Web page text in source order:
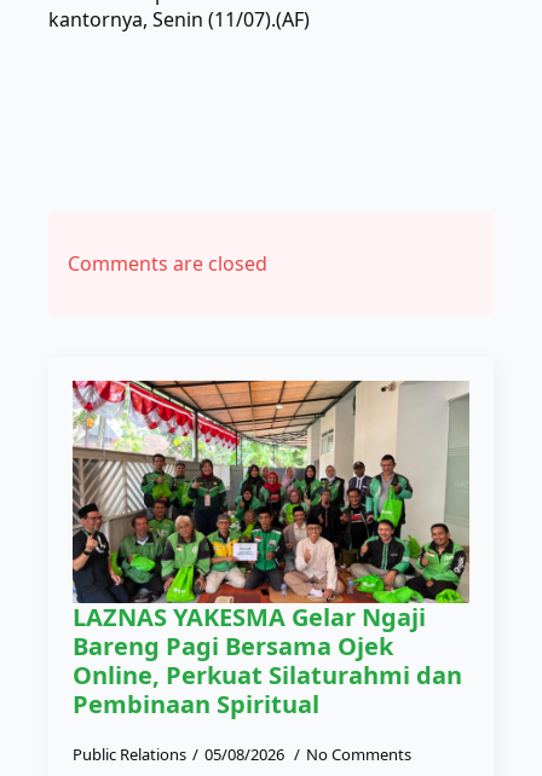
kantornya, Senin (11/07).(AF)
Comments are closed
LAZNAS YAKESMA Gelar Ngaji
Bareng Pagi Bersama Ojek
Online, Perkuat Silaturahmi dan
Pembinaan Spiritual
Public Relations 05/08/2026 No Comments